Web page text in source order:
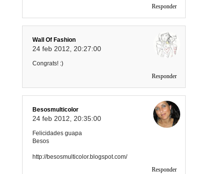
Responder
Wall Of Fashion
24 feb 2012, 20:27:00
Congrats! :)
Responder
Besosmulticolor
24 feb 2012, 20:35:00
Felicidades guapa
Besos
http://besosmulticolor.blogspot.com/
Responder